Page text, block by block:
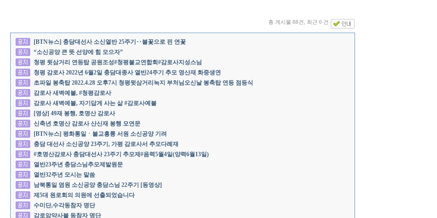
총 게시물 88건, 최근 0 건
[BTN뉴스] 충담대선사 소신열반 25주기‥불꽃으로 핀 연꽃
“소신공양 큰 뜻 선양에 힘 모으자”
청평 윗삼거리 연등탑 공원조성#청평불교연합회#감로사지성스님
청평 감로사 2022년 6월2일 충담대종사 열반24주기 추모 영산재 화중생연
초파일 봉축탑 2022.4.28 오후7시 청평윗삼거리녹지 부처님오신날 봉축탑 연등 점등식
감로사 새벽예불, #청평감로사
감로사 새벽예불, 자기답게 사는 삶 #감로사예불
[영상] 49재 봉행, 호명산 감로사
신축년 호명산 감로사 산신재 봉행 모연문
[BTN뉴스] 평화통일ㆍ불교흥륭 서원 소신공양 기려
충담 대선사 소신공양 23주기, 가평 감로사서 추모다례재
#호명산감로사 충담대선사 23주기 추모제#음력5월4일(양력6월13일)
열반23주년 충담스님추모제발원문
열반32주년 모시는 말씀
남북통일 염원 소신공양 충담스님 22주기 [동영상]
제5대 원로회의 의원에 선출되었습니다
수미단,수각동참자 명단
감로암약사불 동참자 명단